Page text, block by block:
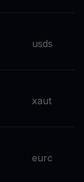
usds
xaut
eurc